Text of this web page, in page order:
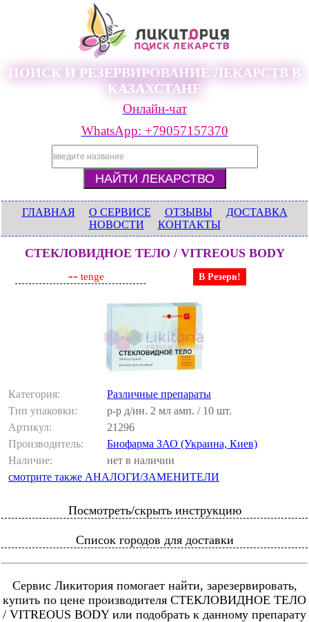
ПОИСК И РЕЗЕРВИРОВАНИЕ ЛЕКАРСТВ В
КАЗАХСТАНЕ
Онлайн-чат
WhatsApp: +79057157370
ГЛАВНАЯ О СЕРВИСЕ ОТЗЫВЫ
ДОСТАВКА
НОВОСТИ
КОНТАКТЫ
СТЕКЛОВИДНОЕ ТЕЛО / VITREOUS BODY
-- tenge В Резерв!
Категория:
Различные препараты
Тип упаковки:
р-р д/ин. 2 мл амп. / 10 шт.
Артикул:
21296
Производитель:
Биофарма ЗАО (Украина, Киев)
Наличие:
нет в наличии
смотрите также АНАЛОГИ/ЗАМЕНИТЕЛИ
Посмотреть/скрыть инструкцию
Список городов для доставки
Сервис Ликитория помогает найти, зарезервировать,
купить по цене производителя СТЕКЛОВИДНОЕ ТЕЛО
/ VITREOUS BODY или подобрать к данному препарату